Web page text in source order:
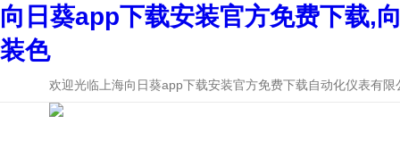
向日葵app下载安装官方免费下载,
装色
欢迎光临上海向日葵app下载安装官方免费下载自动化仪表有限公